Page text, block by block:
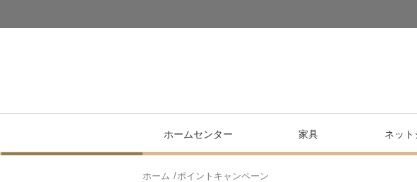
ホームセンター 家具 ネット
ホーム ポイントキャンペーン